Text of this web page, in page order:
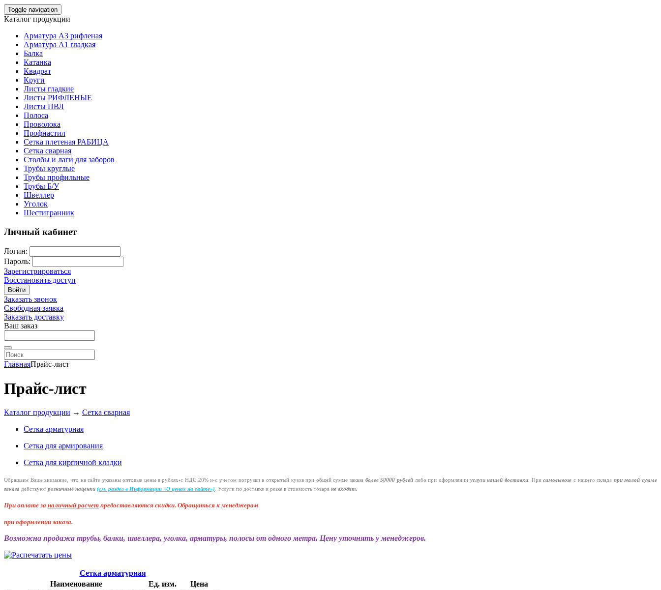
Toggle navigation
Каталог продукции
Арматура А3 рифленая
Арматура А1 гладкая
Балка
Катанка
Квадрат
Круги
Листы гладкие
Листы РИФЛЕНЫЕ
Листы ПВЛ
Полоса
Проволока
Профнастил
Сетка плетеная РАБИЦА
Сетка сварная
Столбы и лаги для заборов
Трубы круглые
Трубы профильные
Трубы Б/У
Швеллер
Уголок
Шестигранник
Личный кабинет
Логин:
Пароль:
Зарегистрироваться
Восстановить доступ
Войти
Заказать звонок
Свободная заявка
Заказать доставку
Ваш заказ
ГлавнаяПрайс-лист
Прайс-лист
Каталог продукции → Сетка сварная
Сетка арматурная
Сетка для армирования
Сетка для кирпичной кладки
Обращаем Ваше внимание, что на сайте указаны оптовые цены врублях-с НДС 20%и-с учетом погрузки в открытый кузов при общей сумме заказа более 50000 рублей либо при оформлении услуги нашей доставки. Присамовывозе с нашего склада при малой сумме
заказа действуют розничные наценки (см. раздел в Информации «О ценах на сайте»). Услуги по доставке и резке в стоимость товара не входят.
При оплате за наличный расчет предоставляются скидки. Обращаться к менеджерам
при оформлении заказа.
Возможна продажа трубы, балки, швеллера, уголка, арматуры, полосы от одного метра. Цену уточнять у менеджеров.
Наименование Ед. изм. Цена
Сетка арматурная